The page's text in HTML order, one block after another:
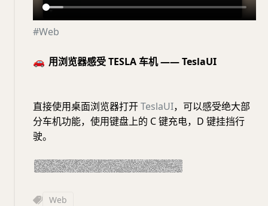
#Web
🚗 用浏览器感受 TESLA 车机 —— TeslaUI
直接使用桌面浏览器打开TeslaUI，可以感受绝大部
分车机功能，使用键盘上的 C 键充电，D 键挂挡行
驶。
2020 年款阿童木车主哭晕在厕所。
Web